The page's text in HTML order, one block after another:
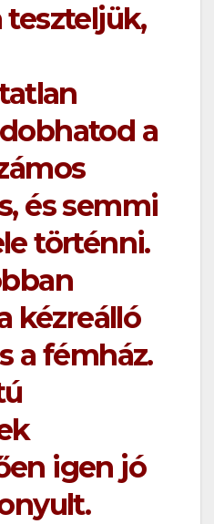
teszteljük,
a
és semmi
történni.
kézreálló
a fémház.
igen jó